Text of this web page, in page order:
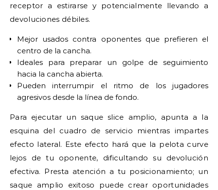
receptor a estirarse y potencialmente llevando a
devoluciones débiles.
Mejor usados contra oponentes que prefieren el
centro de la cancha.
Ideales para preparar un golpe de seguimiento
hacia la cancha abierta.
Pueden interrumpir el ritmo de los jugadores
agresivos desde la línea de fondo.
Para ejecutar un saque slice amplio, apunta a la
esquina del cuadro de servicio mientras impartes
efecto lateral. Este efecto hará que la pelota curve
lejos de tu oponente, dificultando su devolución
efectiva. Presta atención a tu posicionamiento; un
saque amplio exitoso puede crear oportunidades